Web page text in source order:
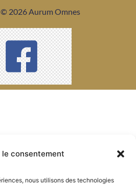
le consentement
nous utilisons des technologies
2026 Aurum Omnes